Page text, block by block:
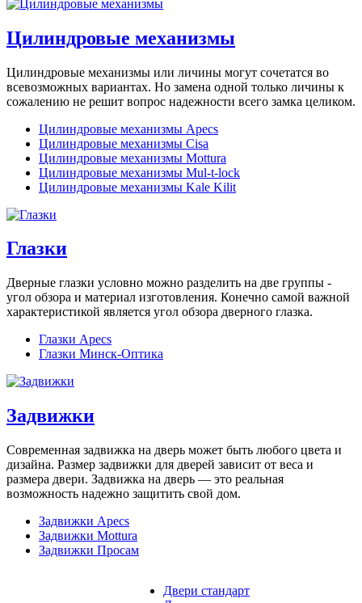
Цилиндровые механизмы
Цилиндровые механизмы или личины могут сочетатся во
всевозможных вариантах. Но замена одной только личины к
сожалению не решит вопрос надежности всего замка целиком.
Цилиндровые механизмы Apecs
Цилиндровые механизмы Cisa
Цилиндровые механизмы Mottura
Цилиндровые механизмы Mul-t-lock
Цилиндровые механизмы Kale Kilit
Глазки
Дверные глазки условно можно разделить на две группы -
угол обзора и материал изготовления. Конечно самой важной
характеристикой является угол обзора дверного глазка.
Глазки Apecs
Глазки Минск-Оптика
Задвижки
Современная задвижка на дверь может быть любого цвета и
дизайна. Размер задвижки для дверей зависит от веса и
размера двери. Задвижка на дверь — это реальная
возможность надежно защитить свой дом.
Задвижки Apecs
Задвижки Mottura
Задвижки Просам
Двери стандарт